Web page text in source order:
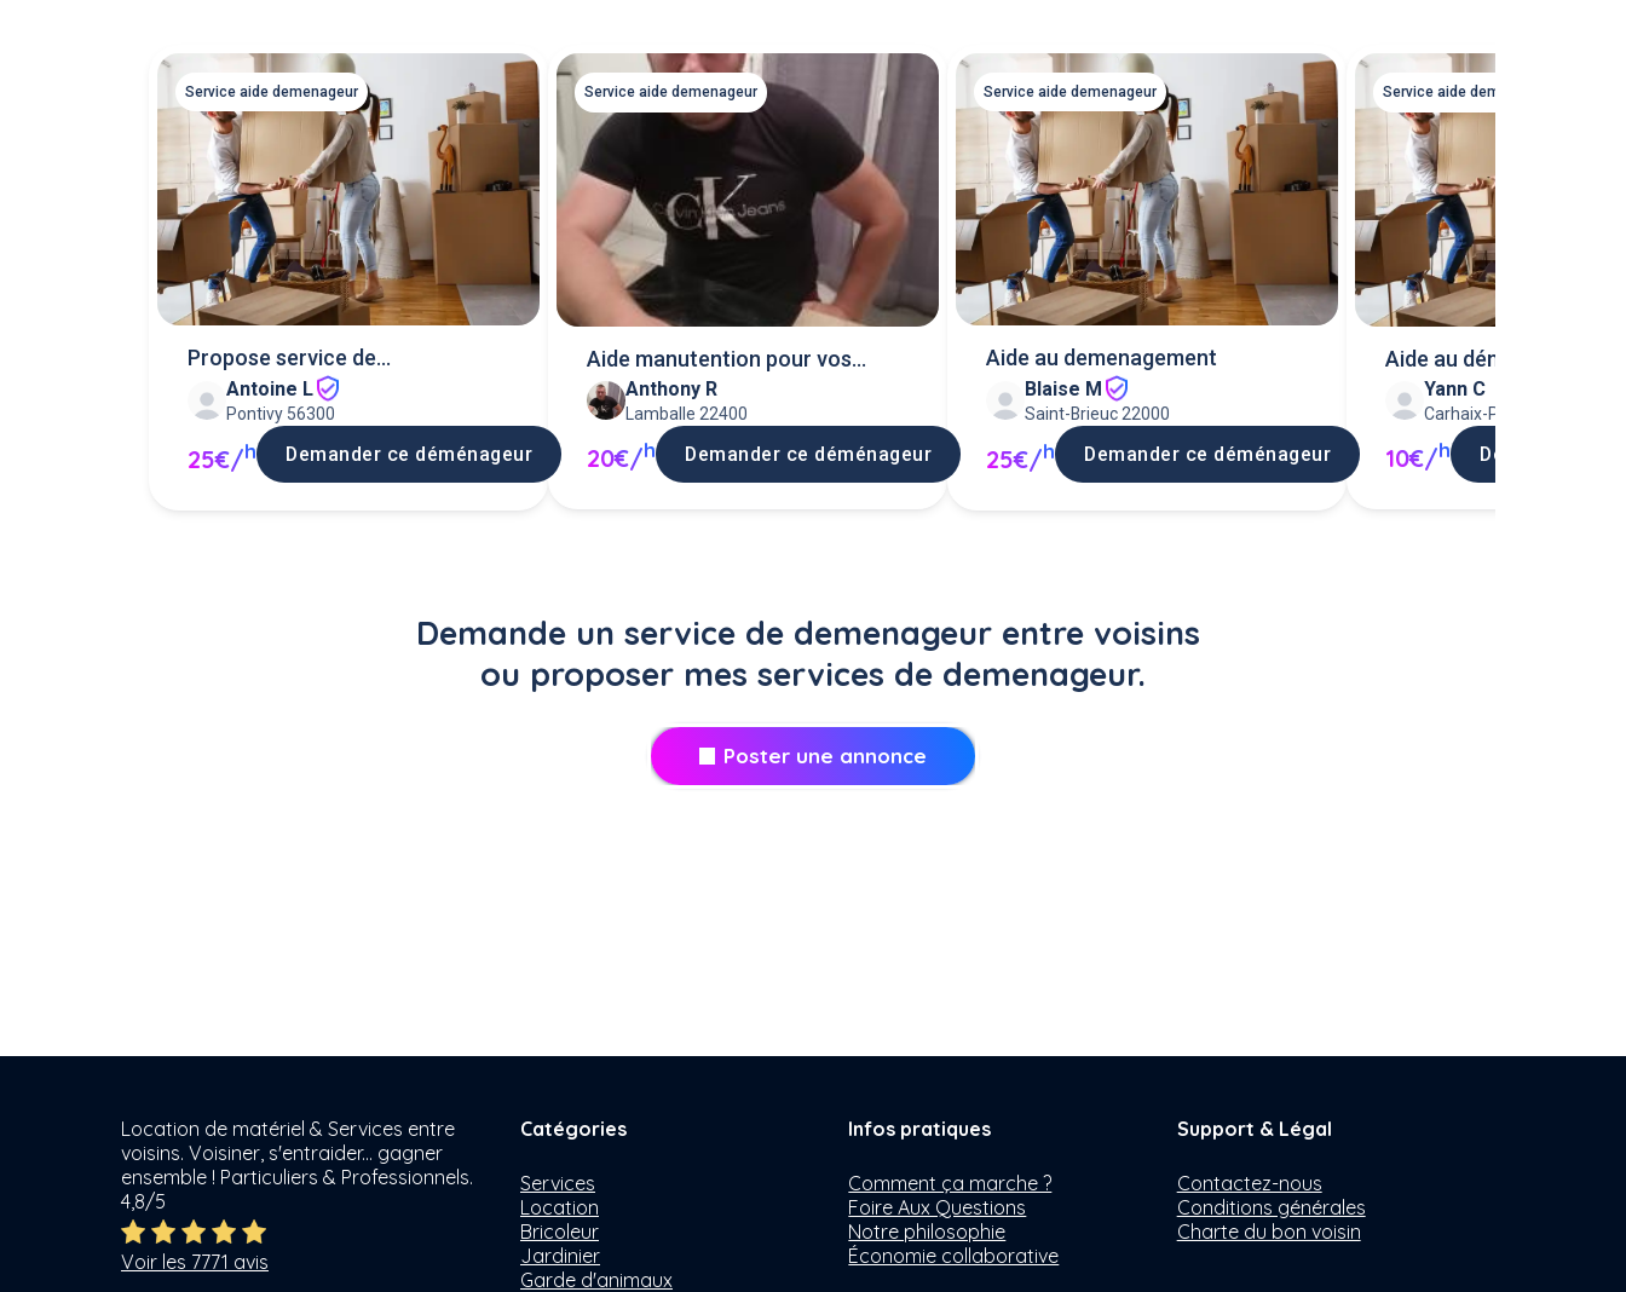
Service aide demenageur
Propose service de
demenagement
Antoine L
Pontivy 56300
25€/h Demander ce déménageur
Service aide demenageur
Aide manutention pour vos
déménagement
Anthony R
Lamballe 22400
20€/h Demander ce déménageur
Service aide demenageur
Aide au demenagement
Blaise M
Saint-Brieuc 22000
25€/h Demander ce déménageur
Service aide demenageur
Aide au déménagement
Yann C
Carhaix-Plouguer 29270
10€/h Demander ce
Demande un service de demenageur entre voisins
ou proposer mes services de demenageur.
Poster une annonce
Location de matériel & Services entre
voisins. Voisiner, s'entraider... gagner
ensemble ! Particuliers & Professionnels.
4,8/5
Voir les 7771 avis
Catégories
Services
Location
Bricoleur
Jardinier
Garde d'animaux
Infos pratiques
Comment ça marche ?
Foire Aux Questions
Notre philosophie
Économie collaborative
Support & Légal
Contactez-nous
Conditions générales
Charte du bon voisin